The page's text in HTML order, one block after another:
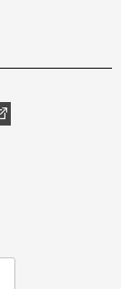
更多詳細介紹